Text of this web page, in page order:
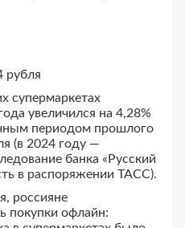
рубля
супермаркетах
увеличился на 4,28%
периодом прошлого
(в 2024 году —
банка «Русский
в распоряжении ТАСС).
россияне
покупки офлайн: